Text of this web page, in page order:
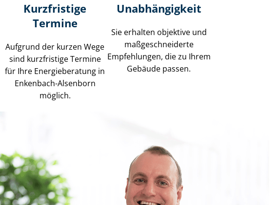
Kurzfristige
Termine
Aufgrund der kurzen Wege
sind kurzfristige Termine
für Ihre Energieberatung in
Enkenbach-Alsenborn
möglich.
Unabhängigkeit
Sie erhalten objektive und
maß­ge­schnei­der­te
Empfehlungen, die zu Ihrem
Gebäude passen.